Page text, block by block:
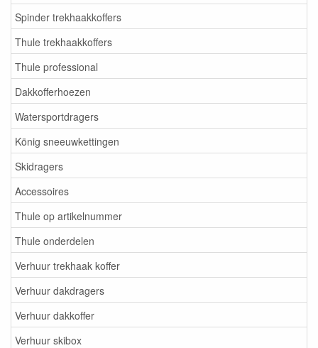
Spinder trekhaakkoffers
Thule trekhaakkoffers
Thule professional
Dakkofferhoezen
Watersportdragers
König sneeuwkettingen
Skidragers
Accessoires
Thule op artikelnummer
Thule onderdelen
Verhuur trekhaak koffer
Verhuur dakdragers
Verhuur dakkoffer
Verhuur skibox